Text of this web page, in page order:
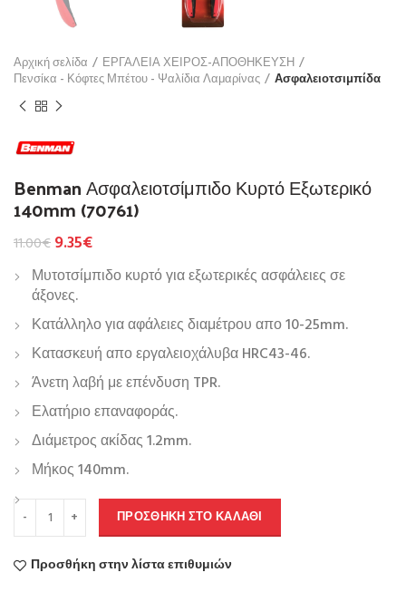
Αρχική σελίδα
ΕΡΓΑΛΕΙΑ ΧΕΙΡΟΣ-ΑΠΟΘΗΚΕΥΣΗ
Πενσίκα - Κόφτες Μπέτου - Ψαλίδια Λαμαρίνας
Ασφαλειοτσιμπίδα
Benman Ασφαλειοτσίμπιδο Κυρτό Εξωτερικό
140mm (70761)
11.00€9.35€
Μυτοτσίμπιδο κυρτό για εξωτερικές ασφάλειες σε
άξονες.
Κατάλληλο για αφάλειες διαμέτρου απο 10-25mm.
Κατασκευή απο εργαλειοχάλυβα HRC43-46.
Άνετη λαβή με επένδυση TPR.
Ελατήριο επαναφοράς.
Διάμετρος ακίδας 1.2mm.
Μήκος 140mm.
ΠΡΟΣΘΉΚΗ ΣΤΟ ΚΑΛΆΘΙ
Προσθήκη στην λίστα επιθυμιών